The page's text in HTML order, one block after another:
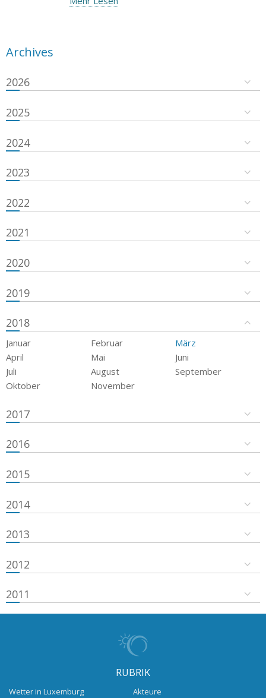
Archives
2026
2025
2024
2023
2022
2021
2020
2019
2018
Januar Februar
März
April
Mai
Juni
Juli
August
September
Oktober
November
2017
2016
2015
2014
2013
2012
2011
RUBRIK
Wetter in Luxemburg
Akteure